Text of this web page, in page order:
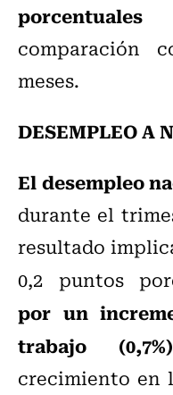
porcentuales
comparación
meses.
DESEMPLEO A
El desempleo
durante el
resultado
0,2 puntos
por un
trabajo (0,7%)
crecimiento en